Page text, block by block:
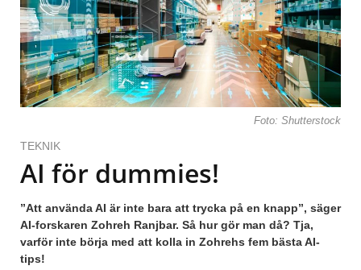
Foto: Shutterstock
TEKNIK
AI för dummies!
”Att använda AI är inte bara att trycka på en knapp”, säger
AI-forskaren Zohreh Ranjbar. Så hur gör man då? Tja,
varför inte börja med att kolla in Zohrehs fem bästa AI-
tips!